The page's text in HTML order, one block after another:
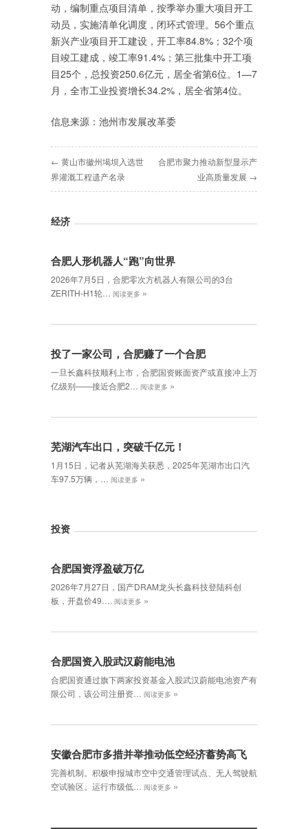
动，编制重点项目清单，按季举办重大项目开工
动员，实施清单化调度，闭环式管理。56个重点
新兴产业项目开工建设，开工率84.8%；32个项
目竣工建成，竣工率91.4%；第三批集中开工项
目25个，总投资250.6亿元，居全省第6位。1—7
月，全市工业投资增长34.2%，居全省第4位。
信息来源：池州市发展改革委
← 黄山市徽州堨坝入选世
界灌溉工程遗产名录
合肥市聚力推动新型显示产
业高质量发展 →
经济
合肥人形机器人“跑”向世界
2026年7月5日，合肥零次方机器人有限公司的3台
ZERITH-H1轮…
阅读更多 »
投了一家公司，合肥赚了一个合肥
一旦长鑫科技顺利上市，合肥国资账面资产或直接冲上万
亿级别——接近合肥2…
阅读更多 »
芜湖汽车出口，突破千亿元！
1月15日，记者从芜湖海关获悉，2025年芜湖市出口汽
车97.5万辆，…
阅读更多 »
投资
合肥国资浮盈破万亿
2026年7月27日，国产DRAM龙头长鑫科技登陆科创
板，开盘价49…. 阅读更多 »
合肥国资入股武汉蔚能电池
合肥国资通过旗下两家投资基金入股武汉蔚能电池资产有
限公司，该公司注册资…
阅读更多 »
安徽合肥市多措并举推动低空经济蓄势高飞
完善机制。积极申报城市空中交通管理试点、无人驾驶航
空试验区。运行市级低…
阅读更多 »